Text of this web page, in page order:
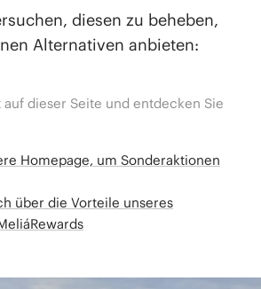
diesen zu beheben,
Alternativen anbieten:
dieser Seite und entdecken Sie
Homepage, um Sonderaktionen
über die Vorteile unseres